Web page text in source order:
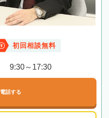
初回相談無料
9:30～17:30
電話する